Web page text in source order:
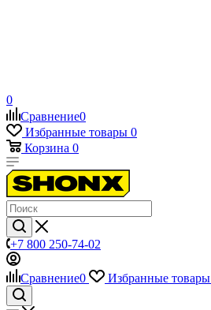
0
Сравнение0
Избранные товары 0
Корзина 0
+7 800 250-74-02
Сравнение0 Избранные товары